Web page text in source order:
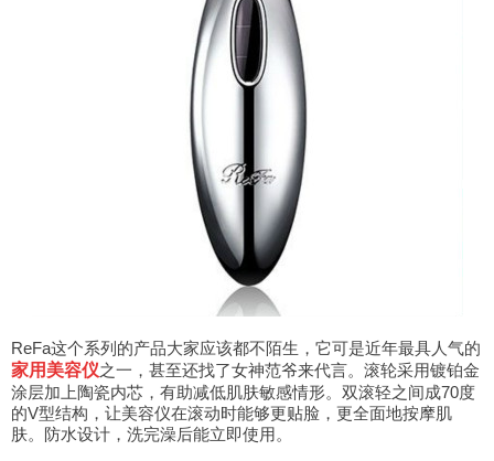
ReFa这个系列的产品大家应该都不陌生，它可是近年最具人气的
家用美容仪之一，甚至还找了女神范爷来代言。滚轮采用镀铂金
涂层加上陶瓷内芯，有助减低肌肤敏感情形。双滚轻之间成70度
的V型结构，让美容仪在滚动时能够更贴脸，更全面地按摩肌
肤。防水设计，洗完澡后能立即使用。